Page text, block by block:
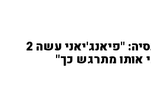
רועי כהן מדווח מוולנסיה: "פיאנג'יאני עשה 2
אותו מתרגש כך"